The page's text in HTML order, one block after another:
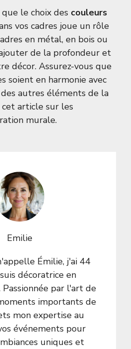
que le choix des couleurs
vos cadres joue un rôle
en métal, en bois ou
de la profondeur et
décor. Assurez-vous que
soient en harmonie avec
autres éléments de la
cet article sur les
murale.
Emilie
Émilie, j'ai 44
décoratrice en
par l'art de
importants de
mon expertise au
événements pour
uniques et